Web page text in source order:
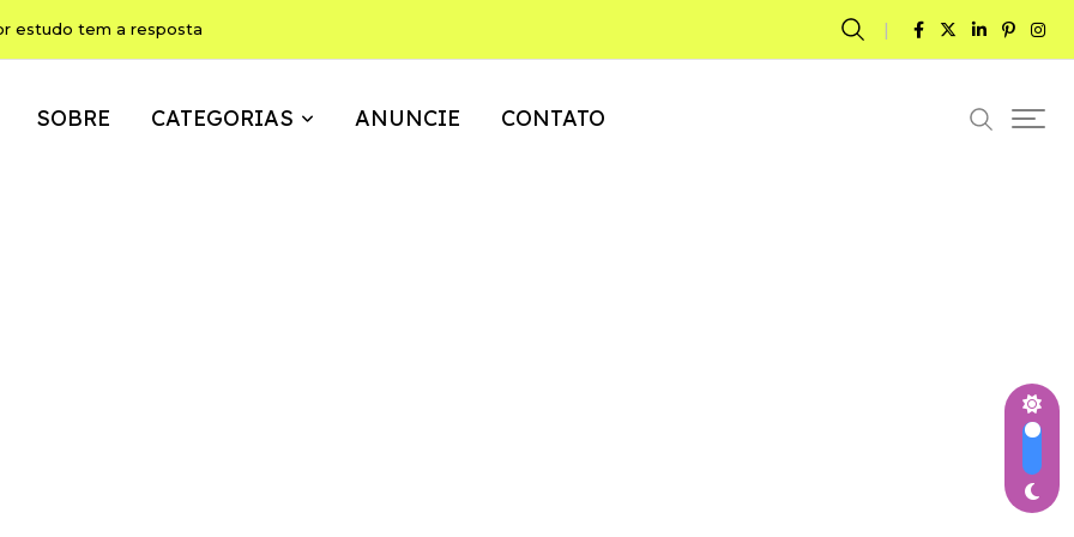
pode ser, ao mesmo tempo, memória, brincadeira e expressão
SOBRE CATEGORIAS ANUNCIE CONTATO